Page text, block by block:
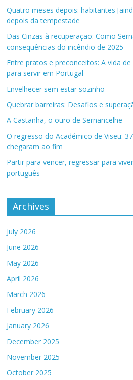
Quatro meses depois: habitantes
depois da tempestade
Das Cinzas à recuperação: Como
consequências do incêndio de 2025
Entre pratos e preconceitos: A vida
para servir em Portugal
Envelhecer sem estar sozinho
Quebrar barreiras: Desafios e
A Castanha, o ouro de Sernancelhe
O regresso do Académico de Viseu:
chegaram ao fim
Partir para vencer, regressar para
português
Archives
July 2026
June 2026
May 2026
April 2026
March 2026
February 2026
January 2026
December 2025
November 2025
October 2025